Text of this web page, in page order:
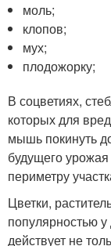
моль;
клопов;
мух;
плодожорку;
В соцветиях,
которых для
мышь покинуть
будущего
периметру
Цветки,
популярностью
действует не